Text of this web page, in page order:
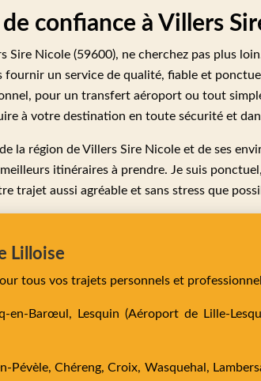
confiance à Villers
Nicole (59600), ne cherchez pas plus
fournir un service de qualité, fiable et
pour un transfert aéroport ou tout
à votre destination en toute sécurité et
la région de Villers Sire Nicole et de ses
itinéraires à prendre. Je suis
trajet aussi agréable et sans stress que
Lilloise
tous vos trajets personnels et
en-Barœul, Lesquin (Aéroport de Lille-
Pévèle,Chéreng,Croix, Wasquehal,